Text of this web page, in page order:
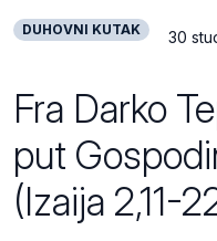
DUHOVNI KUTAK 30
Fra Darko
put
(Izaija 2,11-